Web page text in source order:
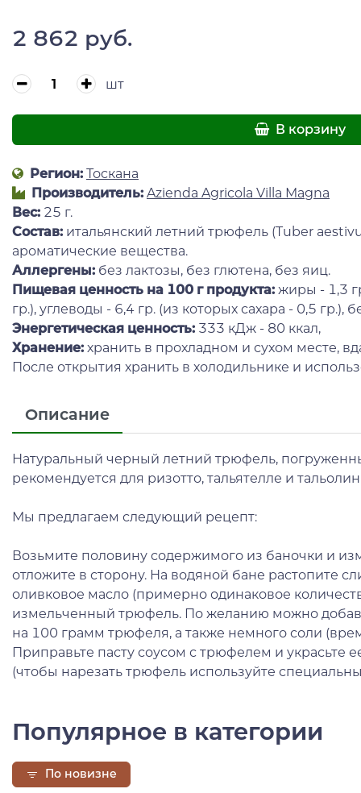
2 862 руб.
шт
В корзину
Регион: Тоскана
Производитель: Azienda Agricola Villa Magna
Вес: 25 г.
Состав: итальянский летний трюфель (Tuber
ароматические вещества.
Аллергены: без лактозы, без глютена, без яиц.
Пищевая ценность на 100 г продукта: жиры - 1,3
гр.), углеводы - 6,4 гр. (из которых сахара - 0,5 гр.),
Энергетическая ценность: 333 кДж - 80 ккал,
Хранение: хранить в прохладном и сухом месте,
После открытия хранить в холодильнике и
Описание
Натуральный черный летний трюфель,
рекомендуется для ризотто, тальятелле и
Мы предлагаем следующий рецепт:
Возьмите половину содержимого из баночки и
отложите в сторону. На водяной бане растопите
оливковое масло (примерно одинаковое
измельченный трюфель. По желанию можно
на 100 грамм трюфеля, а также немного соли
Приправьте пасту соусом с трюфелем и
(чтобы нарезать трюфель используйте
Популярное в категории
По новизне